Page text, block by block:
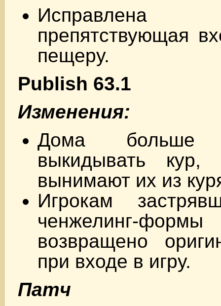
препятствующая
пещеру.
Publish 63.1
Изменения:
Дома
выкидывать кур,
вынимают их из
Игрокам
ченжелинг-
возвращено
при входе в игру.
Патч